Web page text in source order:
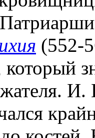
(552-
который